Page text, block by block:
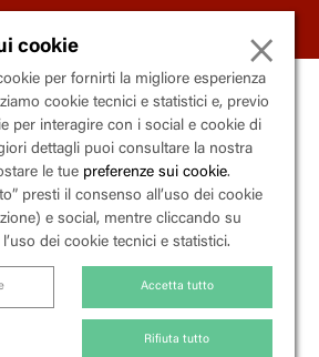
la vigilanza della Regione Campania
9 - 80139
| partita iva 03600290633 | codice
dell’iva, la fondazione applica lo
26 ottobre 1972, n. 633 («Istituzione e
aggiunto»).
cookie ×
per fornirti la migliore esperienza
cookie tecnici e statistici e, previo
per interagire con i social e cookie di
dettagli puoi consultare la nostra
le tue preferenze sui cookie.
presti il consenso all’uso dei cookie
e social, mentre cliccando su
dei cookie tecnici e statistici.
Accetta tutto
Rifiuta tutto